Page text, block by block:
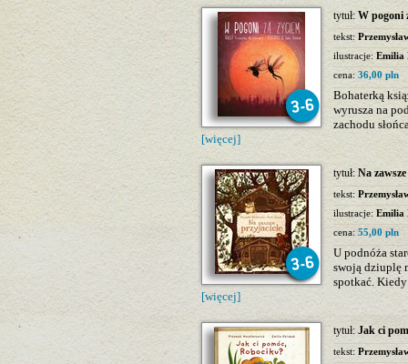
tytuł: W pogoni
tekst:
ilustracje: Emilia
cena: 36,00 pln
Bohaterką
wyrusza na
zachodu
[więcej]
tytuł: Na
tekst:
ilustracje: Emilia
cena: 55,00 pln
U podnóża
swoją dziuplę
spotkać.
[więcej]
tytuł: Jak ci
tekst: